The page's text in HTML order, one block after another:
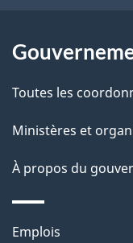
l
a
g
e
Toutes les
Ministères et
À propos du
Thèmes
Emplois